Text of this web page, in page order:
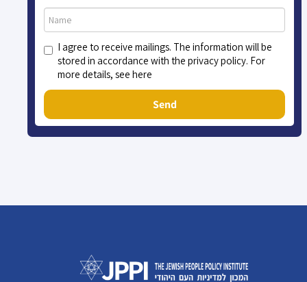
I agree to receive mailings. The information will be
stored in accordance with the privacy policy. For
more details, see here
Send